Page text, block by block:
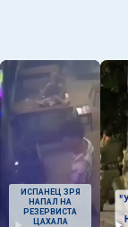
ИСПАНЕЦ ЗРЯ
НАПАЛ НА
РЕЗЕРВИСТА
ЦАХАЛА